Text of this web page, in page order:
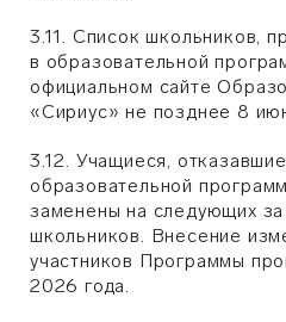
3.11. Список школьников,
в образовательной
официальном сайте
«Сириус» не позднее 8
3.12. Учащиеся,
образовательной
заменены на следующих за
школьников. Внесение
участников Программы
2026 года.